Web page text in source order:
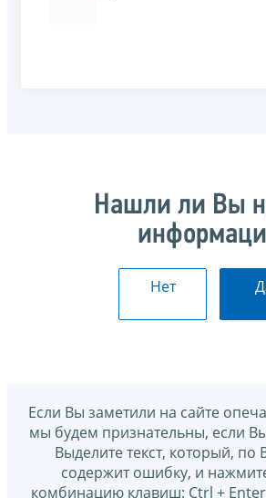
Нашли ли Вы
Нет
Если Вы заметили на сайте
мы будем признательны, если
Выделите текст, который,
содержит ошибку, и
комбинацию клавиш: Ctrl +